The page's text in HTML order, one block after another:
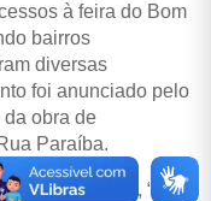
à feira do Bom
bairros
diversas
foi anunciado pelo
obra de
Paraíba.
Hernandez, “o